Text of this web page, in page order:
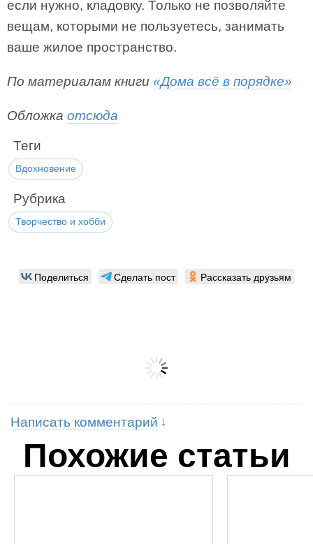
если нужно, кладовку. Только не позволяйте
вещам, которыми не пользуетесь, занимать
ваше жилое пространство.
По материалам книги «Дома всё в порядке»
Обложка отсюда
Теги
Вдохновение
Рубрика
Творчество и хобби
Поделиться Сделать пост Рассказать друзьям
Написать комментарий
Похожие статьи